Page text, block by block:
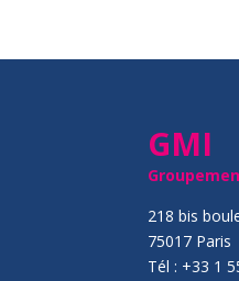
GMI
218 bis
75017 Paris
Tél : +33 1